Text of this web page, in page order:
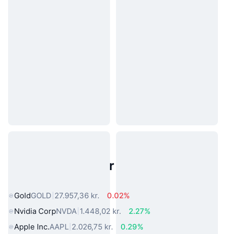
Populære aktiver fra den virkelige
GoldGOLD 27.957,36 kr.
0.02%
Nvidia CorpNVDA 1.448,02 kr.
2.27%
Apple Inc.AAPL 2.026,75 kr. 0.29%